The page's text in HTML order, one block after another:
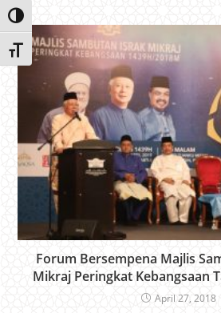
Toggle High Contrast
Toggle Font size
Forum Bersempena Majlis
Mikraj Peringkat Kebangsaan
April 27, 2018